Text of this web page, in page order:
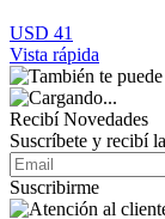
USD 41
Vista rápida
Recibí Novedades
Suscríbete y recibí
Suscribirme